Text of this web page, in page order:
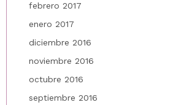
febrero 2017
enero 2017
diciembre 2016
noviembre 2016
octubre 2016
septiembre 2016